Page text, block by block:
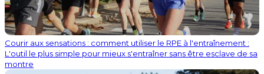
Courir aux sensations : comment utiliser le RPE à l'entraînement :
L'outil le plus simple pour mieux s'entraîner sans être esclave de sa
montre